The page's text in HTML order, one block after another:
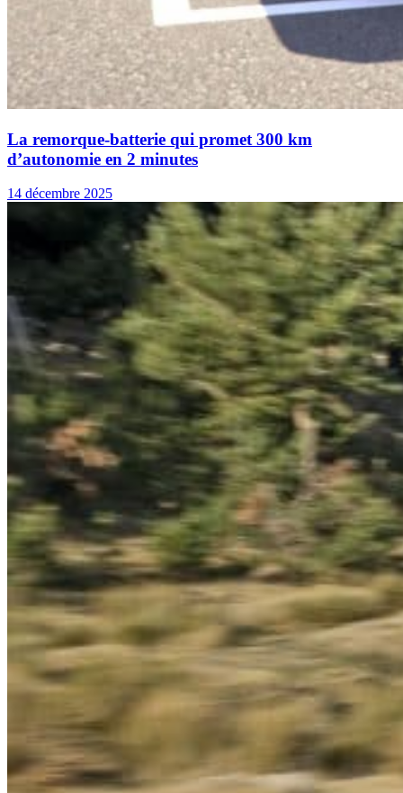
La remorque-batterie qui promet 300 km
d’autonomie en 2 minutes
14 décembre 2025